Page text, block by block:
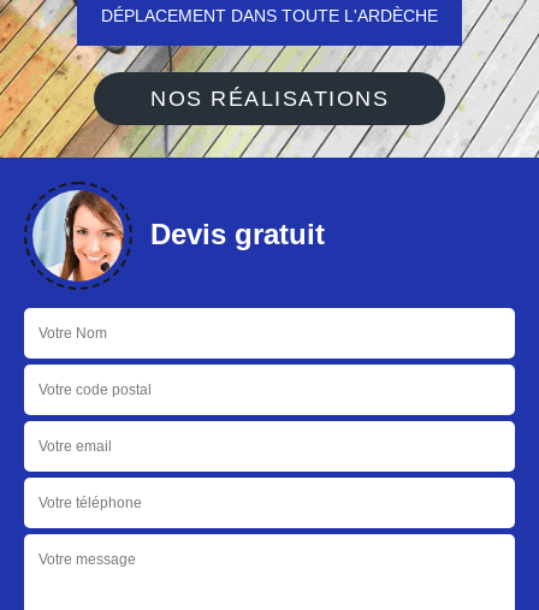
DÉPLACEMENT DANS TOUTE L'ARDÈCHE
NOS RÉALISATIONS
Devis gratuit